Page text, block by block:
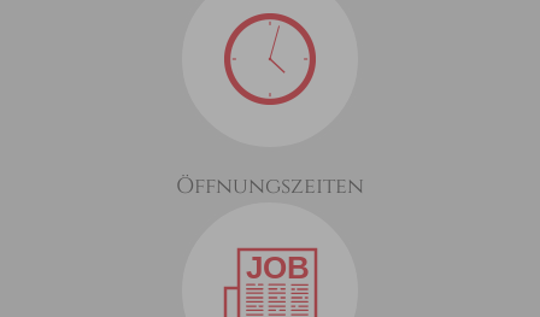
Öffnungszeiten